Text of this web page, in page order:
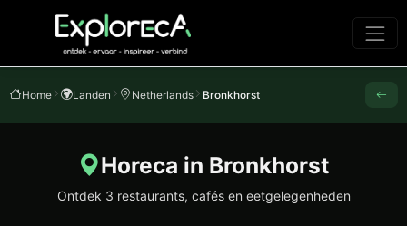
Home Landen Netherlands Bronkhorst
Horeca in Bronkhorst
Ontdek 3 restaurants, cafés en eetgelegenheden